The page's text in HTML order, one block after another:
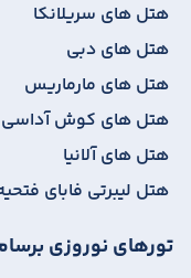
هتل های سریلانکا
هتل های دبی
هتل های مارماریس
هتل های کوش آداسی
هتل های آلانیا
هتل لیبرتی فابای
تورهای نوروزی